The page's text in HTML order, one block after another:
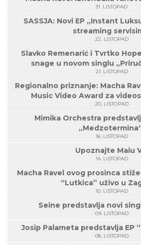
31. LISTOPAD
SASSJA: Novi EP „Instant
streaming
22. LISTOPAD
Slavko Remenarić i Tvrtko
snage u novom singlu
21. LISTOPAD
Regionalno priznanje: Macha
Music Video Award za
20. LISTOPAD
Mimika Orchestra
16. LISTOPAD
Upoznajte Maiu
14. LISTOPAD
Macha Ravel ovog prosinca
“Lutkica” uživo u
10. LISTOPAD
Seine predstavlja novi
09. LISTOPAD
Josip Palameta predstavlja EP
08. LISTOPAD